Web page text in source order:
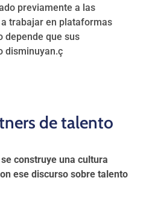
previamente a las
trabajar en plataformas
depende que sus
disminuyan.ç
de talento
construye una cultura
ese discurso sobre talento